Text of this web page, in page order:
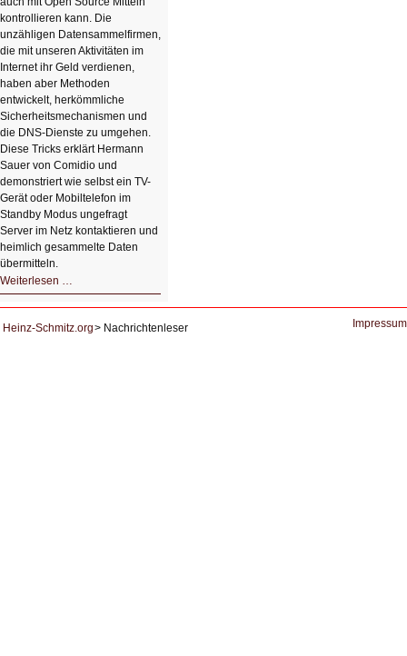
kontrollieren kann. Die
unzähligen Datensammelfirmen,
die mit unseren Aktivitäten im
Internet ihr Geld verdienen,
haben aber Methoden
entwickelt, herkömmliche
Sicherheitsmechanismen und
die DNS-Dienste zu umgehen.
Diese Tricks erklärt Hermann
Sauer von Comidio und
demonstriert wie selbst ein TV-
Gerät oder Mobiltelefon im
Standby Modus ungefragt
Server im Netz kontaktieren und
heimlich gesammelte Daten
übermitteln.
Weiterlesen …
DNS
Heinz-Schmitz.org
Nachrichtenleser Impressum